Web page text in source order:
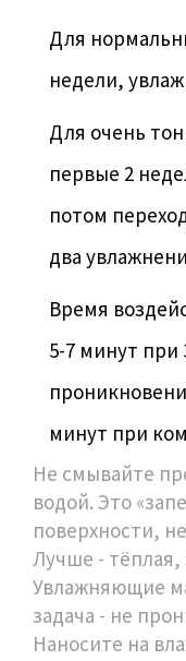
Для
недели,
Для очень
первые 2
потом
два
Время
5-7 минут при
минут при
Не смывайте
водой. Это
поверхности,
Лучше - тёплая,
Увлажняющие
задача - не
Наносите на